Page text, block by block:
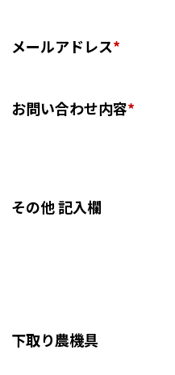
メールアドレス*
お問い合わせ内容*
その他 記入欄
下取り農機具